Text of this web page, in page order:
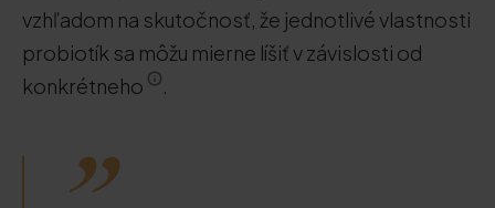
vzhľadom na skutočnosť, že jednotlivé vlastnosti
probiotík sa môžu mierne líšiť v závislosti od
konkrétneho
.